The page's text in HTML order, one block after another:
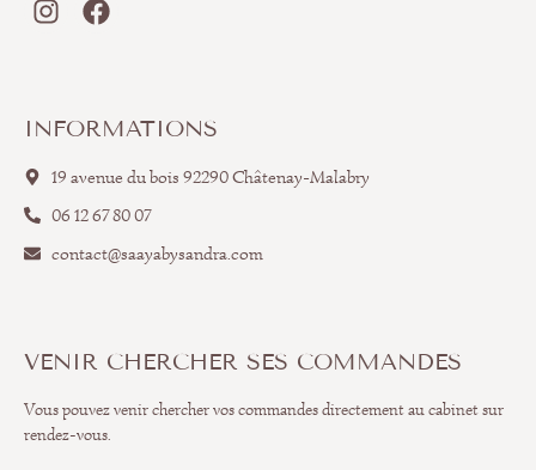
INFORMATIONS
19 avenue du bois 92290 Châtenay-Malabry
06 12 67 80 07
contact@saayabysandra.com
VENIR CHERCHER SES COMMANDES
Vous pouvez venir chercher vos commandes directement au cabinet sur
rendez-vous.